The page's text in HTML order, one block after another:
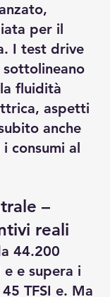
per il
I test drive
sottolineano
fluidità
aspetti
anche
consumi al
–
reali
44.200
e e supera i
TFSI e. Ma